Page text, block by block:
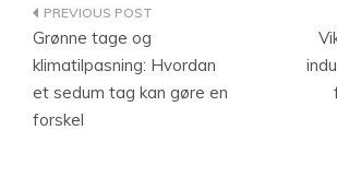
Indlægsnavigation
Grønne tage og
klimatilpasning: Hvordan
et sedum tag kan gøre en
forskel